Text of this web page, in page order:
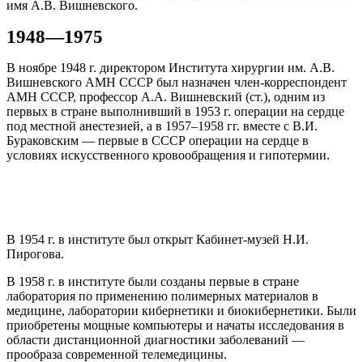
имя А.В. Вишневского.
1948—1975
В ноябре 1948 г. директором Института хирургии им. А.В.
Вишневского АМН СССР был назначен член-корреспондент
АМН СССР, профессор А.А. Вишневский (ст.), одним из
первых в стране выполнивший в 1953 г. операции на сердце
под местной анестезией, а в 1957–1958 гг. вместе с В.И.
Бураковским — первые в СССР операции на сердце в
условиях искусственного кровообращения и гипотермии.
В 1954 г. в институте был открыт Кабинет-музей Н.И.
Пирогова.
В 1958 г. в институте были созданы первые в стране
лаборатория по применению полимерных материалов в
медицине, лаборатории кибернетики и биокибернетики. Были
приобретены мощные компьютеры и начаты исследования в
области дистанционной диагностики заболеваний —
прообраза современной телемедицины.